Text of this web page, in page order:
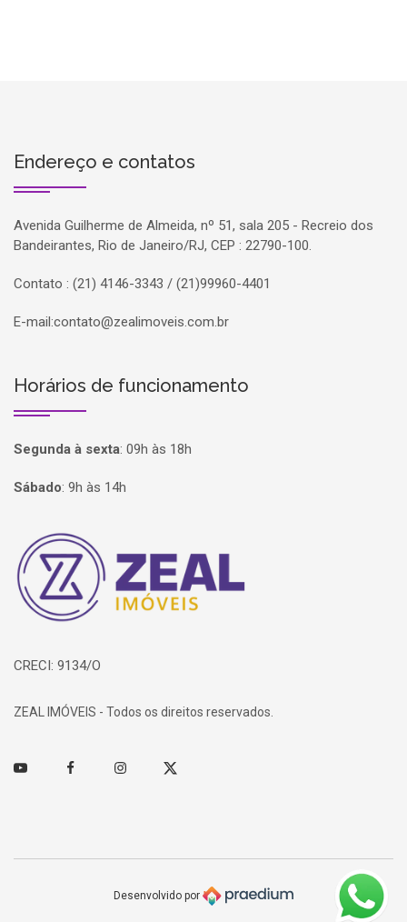
Endereço e contatos
Avenida Guilherme de Almeida, nº 51, sala 205 - Recreio dos
Bandeirantes, Rio de Janeiro/RJ, CEP : 22790-100.
Contato : (21) 4146-3343 / (21)99960-4401
E-mail:contato@zealimoveis.com.br
Horários de funcionamento
Segunda à sexta: 09h às 18h
Sábado: 9h às 14h
Página inicial
CRECI: 9134/O
ZEAL IMÓVEIS - Todos os direitos reservados.
Youtube FacebookInstagramTwitter
Desenvolvido por